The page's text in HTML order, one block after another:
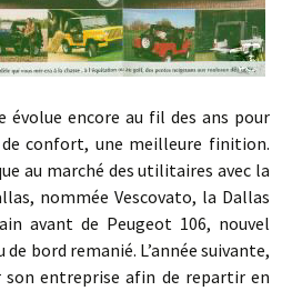
au fil des ans pour
confort, une meilleure finition.
au marché des utilitaires avec la
nommée Vescovato, la Dallas
avant de Peugeot 106, nouvel
bord remanié. L’année suivante,
son entreprise afin de repartir en